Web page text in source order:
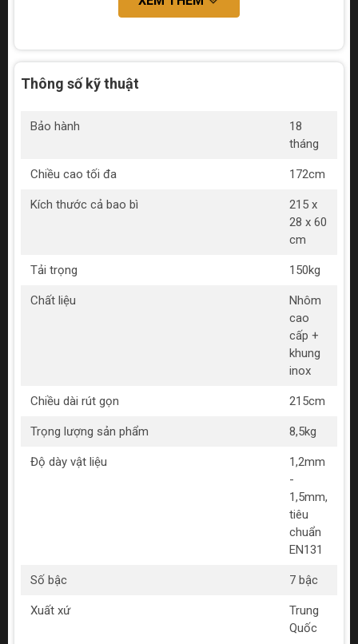
Thông số kỹ thuật
Bảo hành
18
tháng
Chiều cao tối đa 172cm
Kích thước cả bao bì
215 x
28 x 60
cm
Tải trọng 150kg
Chất liệu
Nhôm
cao
cấp +
khung
inox
Chiều dài rút gọn 215cm
Trọng lượng sản phẩm 8,5kg
Độ dày vật liệu
1,2mm
-
1,5mm,
tiêu
chuẩn
EN131
Số bậc 7 bậc
Xuất xứ
Trung
Quốc